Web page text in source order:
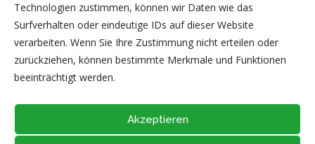
Technologien zustimmen, können wir Daten wie das
Surfverhalten oder eindeutige IDs auf dieser Website
verarbeiten. Wenn Sie Ihre Zustimmung nicht erteilen oder
zurückziehen, können bestimmte Merkmale und Funktionen
beeinträchtigt werden.
Akzeptieren
Aussichtspunkte Frankenhain